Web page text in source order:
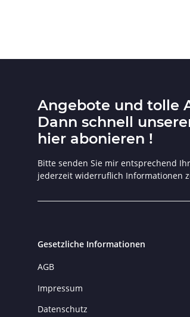
Angebote und tolle
Dann schnell
hier abonieren !
Bitte senden Sie mir entsprechend
jederzeit widerruflich Informationen
Gesetzliche Informationen
AGB
Impressum
Datenschutz